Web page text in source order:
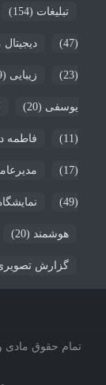
تبلیغات (154)
(47) دیجیتال
(23) زیبایی (9)
یوسفی (20)
(11) فاطمه
(17)
(49)
هوشمند (20)
گزارش
تمام حقوق مادی